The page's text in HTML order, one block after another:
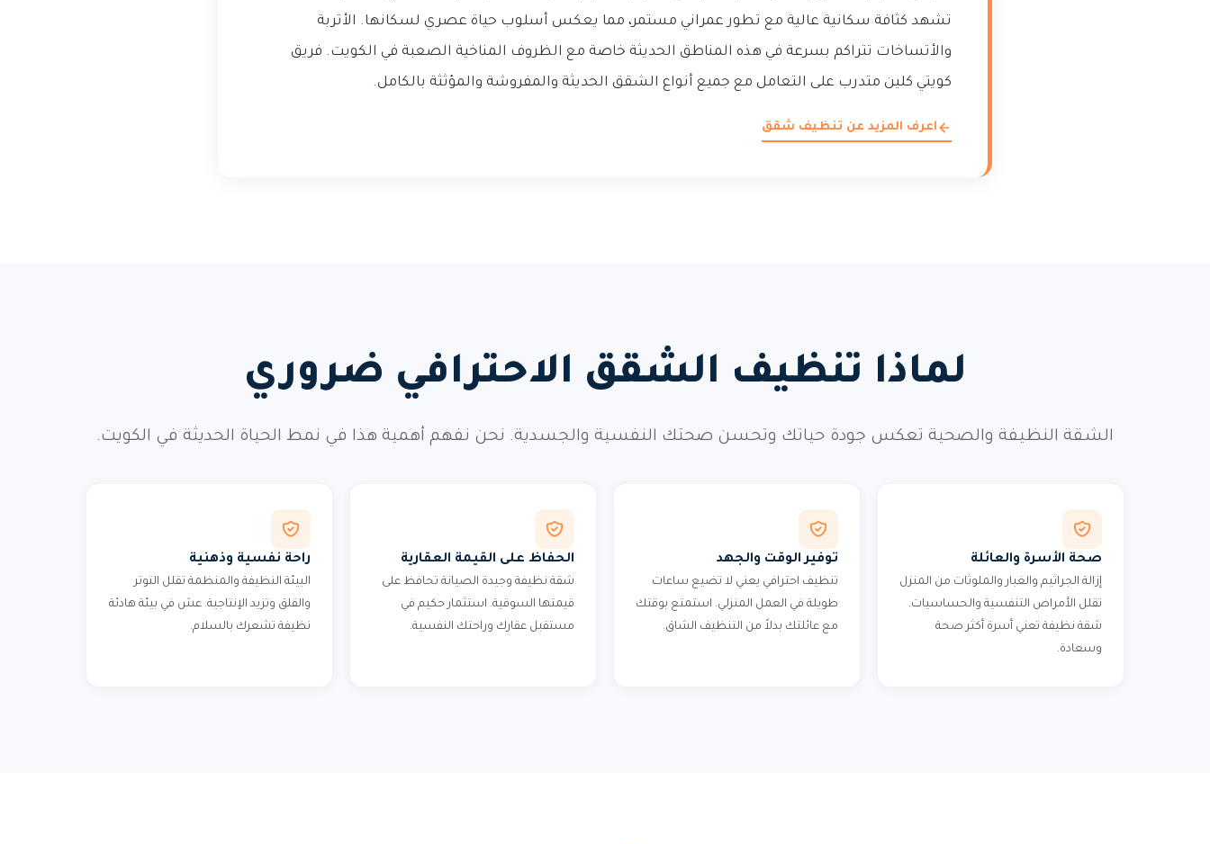
تشهد كثافة سكانية عالية مع تطور عمراني مستمر، مما يعكس أسلوب حياة عصري لسكانها. الأتربة
والأتساخات تتراكم بسرعة في هذه المناطق الحديثة خاصة مع الظروف المناخية الصعبة في الكويت. فريق
كويتي كلين متدرب على التعامل مع جميع أنواع الشقق الحديثة والمفروشة والمؤثثة بالكامل.
اعرف المزيد عن تنظيف شقق
لماذا تنظيف الشقق الاحترافي ضروري
الشقة النظيفة والصحية تعكس جودة حياتك وتحسن صحتك النفسية والجسدية. نحن نفهم أهمية هذا في نمط الحياة الحديثة في الكويت.
صحة الأسرة والعائلة
إزالة الجراثيم والغبار والملوثات من المنزل
تقلل الأمراض التنفسية والحساسيات.
شقة نظيفة تعني أسرة أكثر صحة
وسعادة.
توفير الوقت والجهد
تنظيف احترافي يعني لا تضيع ساعات
طويلة في العمل المنزلي. استمتع بوقتك
مع عائلتك بدلاً من التنظيف الشاق.
الحفاظ على القيمة العقارية
شقة نظيفة وجيدة الصيانة تحافظ على
قيمتها السوقية. استثمار حكيم في
مستقبل عقارك وراحتك النفسية.
راحة نفسية وذهنية
البيئة النظيفة والمنظمة تقلل التوتر
والقلق وتزيد الإنتاجية. عش في بيئة هادئة
نظيفة تشعرك بالسلام.